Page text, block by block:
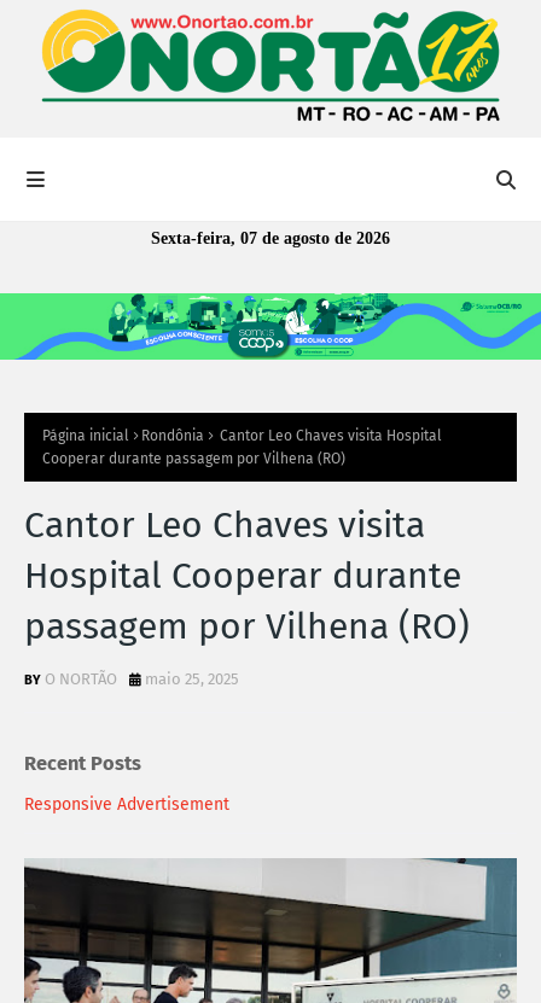
Sexta-feira, 07 de agosto de 2026
Página inicial Rondônia
Cantor Leo Chaves visita Hospital
Cooperar durante passagem por Vilhena (RO)
Cantor Leo Chaves visita
Hospital Cooperar durante
passagem por Vilhena (RO)
O NORTÃO maio 25, 2025
Recent Posts
Responsive Advertisement